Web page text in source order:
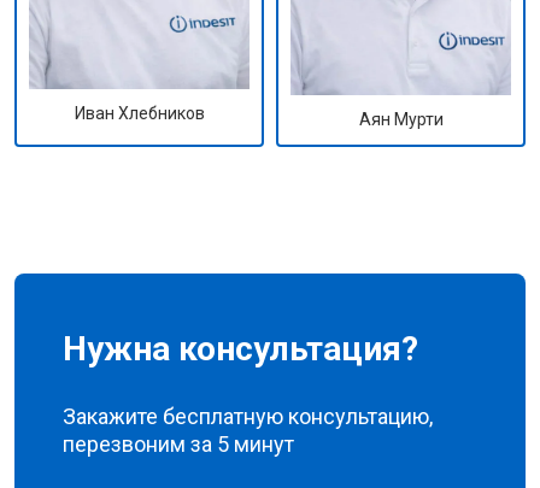
Иван Хлебников Аян Мурти
Нужна консультация?
Закажите бесплатную консультацию,
перезвоним за 5 минут